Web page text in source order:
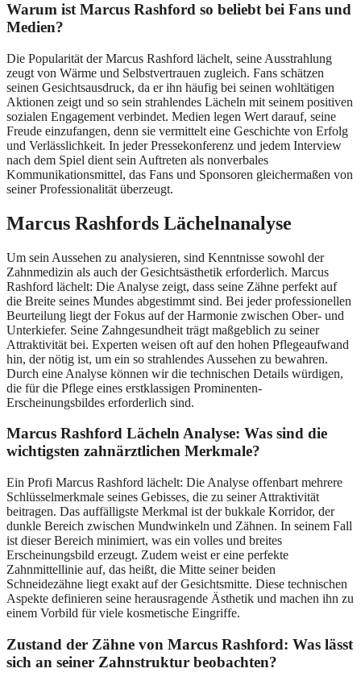
Warum ist Marcus Rashford so beliebt bei Fans und
Medien?
Die Popularität der Marcus Rashford lächelt, seine Ausstrahlung
zeugt von Wärme und Selbstvertrauen zugleich. Fans schätzen
seinen Gesichtsausdruck, da er ihn häufig bei seinen wohltätigen
Aktionen zeigt und so sein strahlendes Lächeln mit seinem positiven
sozialen Engagement verbindet. Medien legen Wert darauf, seine
Freude einzufangen, denn sie vermittelt eine Geschichte von Erfolg
und Verlässlichkeit. In jeder Pressekonferenz und jedem Interview
nach dem Spiel dient sein Auftreten als nonverbales
Kommunikationsmittel, das Fans und Sponsoren gleichermaßen von
seiner Professionalität überzeugt.
Marcus Rashfords Lächelnanalyse
Um sein Aussehen zu analysieren, sind Kenntnisse sowohl der
Zahnmedizin als auch der Gesichtsästhetik erforderlich. Marcus
Rashford lächelt: Die Analyse zeigt, dass seine Zähne perfekt auf
die Breite seines Mundes abgestimmt sind. Bei jeder professionellen
Beurteilung liegt der Fokus auf der Harmonie zwischen Ober- und
Unterkiefer. Seine Zahngesundheit trägt maßgeblich zu seiner
Attraktivität bei. Experten weisen oft auf den hohen Pflegeaufwand
hin, der nötig ist, um ein so strahlendes Aussehen zu bewahren.
Durch eine Analyse können wir die technischen Details würdigen,
die für die Pflege eines erstklassigen Prominenten-
Erscheinungsbildes erforderlich sind.
Marcus Rashford Lächeln Analyse: Was sind die
wichtigsten zahnärztlichen Merkmale?
Ein Profi Marcus Rashford lächelt: Die Analyse offenbart mehrere
Schlüsselmerkmale seines Gebisses, die zu seiner Attraktivität
beitragen. Das auffälligste Merkmal ist der bukkale Korridor, der
dunkle Bereich zwischen Mundwinkeln und Zähnen. In seinem Fall
ist dieser Bereich minimiert, was ein volles und breites
Erscheinungsbild erzeugt. Zudem weist er eine perfekte
Zahnmittellinie auf, das heißt, die Mitte seiner beiden
Schneidezähne liegt exakt auf der Gesichtsmitte. Diese technischen
Aspekte definieren seine herausragende Ästhetik und machen ihn zu
einem Vorbild für viele kosmetische Eingriffe.
Zustand der Zähne von Marcus Rashford: Was lässt
sich an seiner Zahnstruktur beobachten?